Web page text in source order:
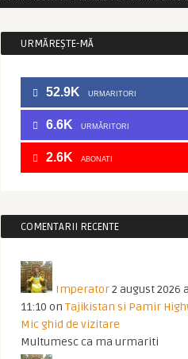
URMĂREȘTE-MĂ
52.9K URMARITORI
6.6K URMĂRITORI
2.6K ABONATI
COMENTARII RECENTE
Imperator2 august 2026
11:10 on Tajikistan si Pamir
Mic ghid de vizitare
Multumesc ca ma urmariti